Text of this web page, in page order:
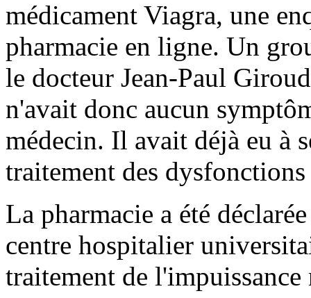
médicament Viagra, une
pharmacie en ligne. Un
le docteur Jean-Paul
n'avait donc aucun
médecin. Il avait déjà eu à
traitement des
La pharmacie a été
centre hospitalier
traitement de l'impuissance